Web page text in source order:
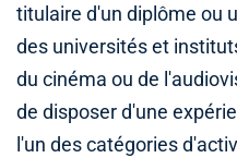
titulaire d'un diplôme ou
des universités et
du cinéma ou de
de disposer d'une
l'un des catégories